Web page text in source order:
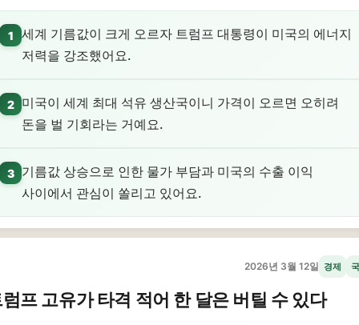
1
세계 기름값이 크게 오르자 트럼프 대통령이 미국의 에너지
저력을 강조했어요.
2
미국이 세계 최대 석유 생산국이니 가격이 오르면 오히려
돈을 벌 기회라는 거예요.
3
기름값 상승으로 인한 물가 부담과 미국의 수출 이익
사이에서 관심이 쏠리고 있어요.
2026년 3월 12일 경제
프 고유가 타격 적어 한 달은 버틸 수 있다